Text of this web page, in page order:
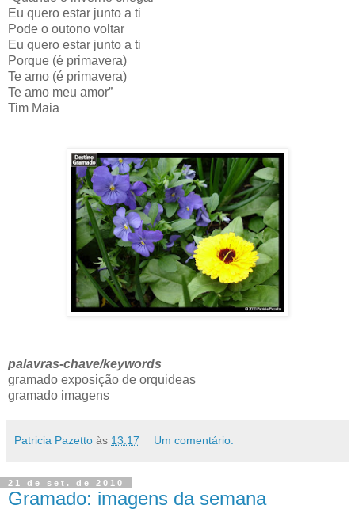
Eu quero estar junto a ti
Pode o outono voltar
Eu quero estar junto a ti
Porque (é primavera)
Te amo (é primavera)
Te amo meu amor”
Tim Maia
palavras-chave/keywords
gramado exposição de orquideas
gramado imagens
Patricia Pazetto às 13:17 Um comentário:
21 de set. de 2010
Gramado: imagens da semana